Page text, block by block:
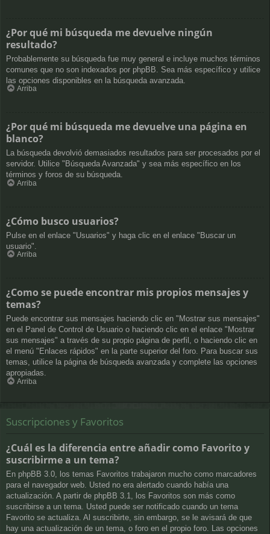
¿Por qué mi búsqueda me devuelve ningún
resultado?
Probablemente su búsqueda fue muy general e incluye muchos términos
comunes que no son indexados por phpBB. Sea más específico y utilice
las opciones disponibles en la búsqueda avanzada.
Arriba
¿Por qué mi búsqueda me devuelve una página en
blanco?
La búsqueda devolvió demasiados resultados para ser procesados por el
servidor. Utilice "Búsqueda Avanzada" y sea más específico en los
términos y foros de su búsqueda.
Arriba
¿Cómo busco usuarios?
Pulse en el enlace "Usuarios" y haga clic en el enlace "Buscar un
usuario".
Arriba
¿Como se puede encontrar mis propios mensajes y
temas?
Puede encontrar sus mensajes haciendo clic en "Mostrar sus mensajes"
en el Panel de Control de Usuario o haciendo clic en el enlace "Mostrar
sus mensajes" a través de su propio página de perfil, o haciendo clic en
el menú "Enlaces rápidos" en la parte superior del foro. Para buscar sus
temas, utilice la página de búsqueda avanzada y complete las opciones
apropiadas.
Arriba
Suscripciones y Favoritos
¿Cuál es la diferencia entre añadir como Favorito y
suscribirme a un tema?
En phpBB 3.0, los temas Favoritos trabajaron mucho como marcadores
para el navegador web. Usted no era alertado cuando había una
actualización. A partir de phpBB 3.1, los Favoritos son más como
suscribirse a un tema. Usted puede ser notificado cuando un tema
Favorito se actualiza. Al suscribirte, sin embargo, se le avisará de que
hay una actualización de un tema, o foro en el propio foro. Las opciones